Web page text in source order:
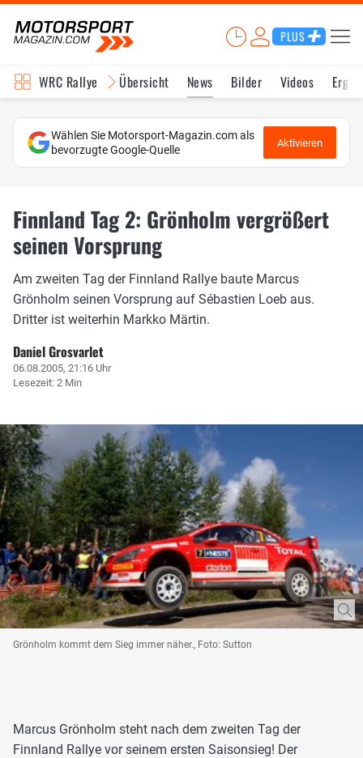
PLUS
WRC Rallye Übersicht News Bilder Videos
Wählen Sie Motorsport-Magazin.com als
bevorzugte Google-Quelle
Aktivieren
Finnland Tag 2: Grönholm vergrößert
seinen Vorsprung
Am zweiten Tag der Finnland Rallye baute Marcus
Grönholm seinen Vorsprung auf Sébastien Loeb aus.
Dritter ist weiterhin Markko Märtin.
Daniel Grosvarlet
06.08.2005, 21:16 Uhr
Lesezeit: 2 Min
Grönholm kommt dem Sieg immer näher., Foto: Sutton
Marcus Grönholm steht nach dem zweiten Tag der
Finnland Rallye vor seinem ersten Saisonsieg! Der